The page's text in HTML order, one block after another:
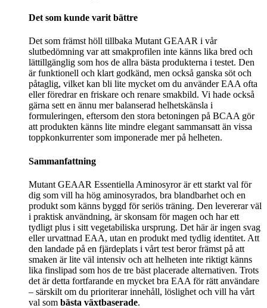
Det som kunde varit bättre
Det som främst höll tillbaka Mutant GEAAR i vår
slutbedömning var att smakprofilen inte känns lika bred och
lättillgänglig som hos de allra bästa produkterna i testet. Den
är funktionell och klart godkänd, men också ganska söt och
påtaglig, vilket kan bli lite mycket om du använder EAA ofta
eller föredrar en friskare och renare smakbild. Vi hade också
gärna sett en ännu mer balanserad helhetskänsla i
formuleringen, eftersom den stora betoningen på BCAA gör
att produkten känns lite mindre elegant sammansatt än vissa
toppkonkurrenter som imponerade mer på helheten.
Sammanfattning
Mutant GEAAR Essentiella Aminosyror är ett starkt val för
dig som vill ha hög aminosyrados, bra blandbarhet och en
produkt som känns byggd för seriös träning. Den levererar väl
i praktisk användning, är skonsam för magen och har ett
tydligt plus i sitt vegetabiliska ursprung. Det här är ingen svag
eller urvattnad EAA, utan en produkt med tydlig identitet. Att
den landade på en fjärdeplats i vårt test beror främst på att
smaken är lite väl intensiv och att helheten inte riktigt känns
lika finslipad som hos de tre bäst placerade alternativen. Trots
det är detta fortfarande en mycket bra EAA för rätt användare
– särskilt om du prioriterar innehåll, löslighet och vill ha vårt
val som bästa växtbaserade.